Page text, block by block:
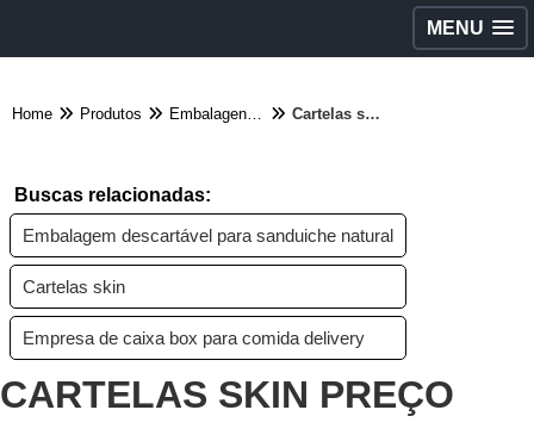
MENU
Home Produtos Embalagens diversas - Categoria Cartelas skin preço
Buscas relacionadas:
Embalagem descartável para sanduiche natural
Cartelas skin
Empresa de caixa box para comida delivery
CARTELAS SKIN PREÇO